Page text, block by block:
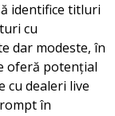
identifice titluri
cu
dar modeste, în
oferă potențial
cu dealeri live
în